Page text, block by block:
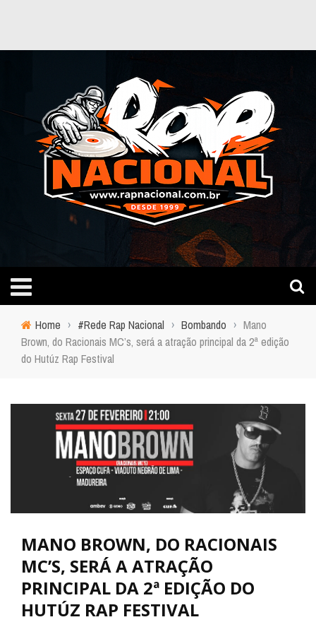
Home › #Rede Rap Nacional › Bombando › Mano
Brown, do Racionais MC’s, será a atração principal da 2ª edição
do Hutúz Rap Festival
MANO BROWN, DO RACIONAIS
MC’S, SERÁ A ATRAÇÃO
PRINCIPAL DA 2ª EDIÇÃO DO
HUTÚZ RAP FESTIVAL